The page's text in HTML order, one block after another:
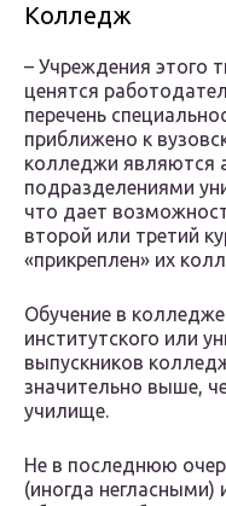
Колледж
– Учреждения этого
ценятся
перечень
приближено к
колледжи являются
подразделениями
что дает
второй или третий
«прикреплен» их
Обучение в
институтского или
выпускников
значительно выше,
училище.
Не в последнюю
(иногда